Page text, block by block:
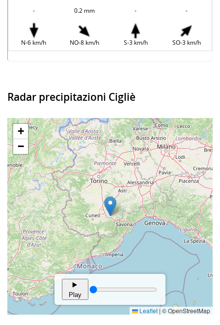
- 0.2 mm - -
N-6 km/h NO-8 km/h S-3 km/h SO-3 km/h
Radar precipitazioni Cigliè